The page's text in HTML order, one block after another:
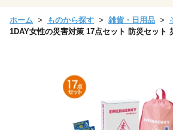
ホーム ものから探す 雑貨・日用品
1DAY女性の災害対策 17点セット 防災セット